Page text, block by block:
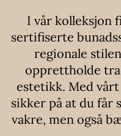
I vår kolleksjon
sertifiserte
regionale
opprettholde
estetikk. Med
sikker på at du får
vakre, men også